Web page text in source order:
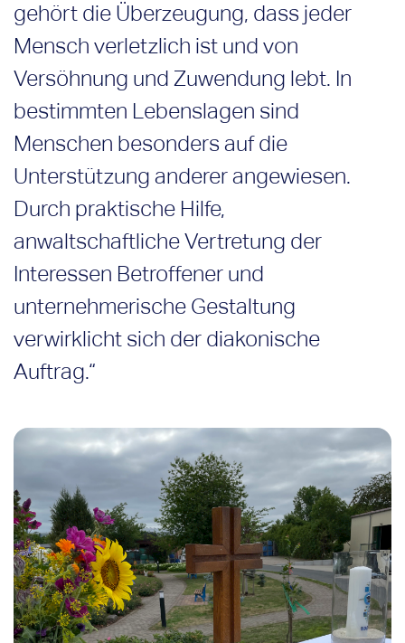
gehört die Überzeugung, dass jeder
Mensch verletzlich ist und von
Versöhnung und Zuwendung lebt. In
bestimmten Lebenslagen sind
Menschen besonders auf die
Unterstützung anderer angewiesen.
Durch praktische Hilfe,
anwaltschaftliche Vertretung der
Interessen Betroffener und
unternehmerische Gestaltung
verwirklicht sich der diakonische
Auftrag.“